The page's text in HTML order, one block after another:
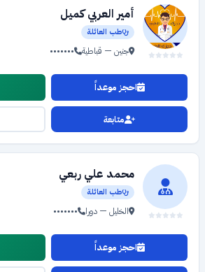
أمير العربي كميل
طب العائلة
جنين — قباطية •••••••
احجز موعداً
متابعة
محمد علي ربعي
طب العائلة
الخليل — دورا •••••••
احجز موعداً